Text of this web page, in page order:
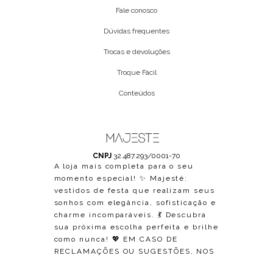
Fale conosco
Dúvidas frequentes
Trocas e devoluções
Troque Fácil
Conteúdos
CNPJ 32.487.293/0001-70
A loja mais completa para o seu
momento especial! ✨ Majesté:
vestidos de festa que realizam seus
sonhos com elegância, sofisticação e
charme incomparáveis. 💃 Descubra
sua próxima escolha perfeita e brilhe
como nunca! 💖 EM CASO DE
RECLAMAÇÕES OU SUGESTÕES, NOS